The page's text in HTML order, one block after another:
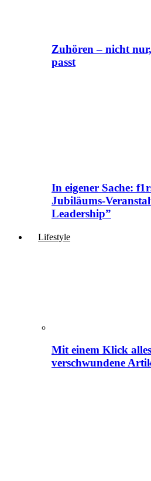
Zuhören – nicht nur,
passt
In eigener Sache:
Jubiläums-
Leadership”
Lifestyle
Mit einem Klick
verschwundene